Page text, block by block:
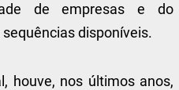
de empresas e do
disponíveis.
houve, nos últimos anos,